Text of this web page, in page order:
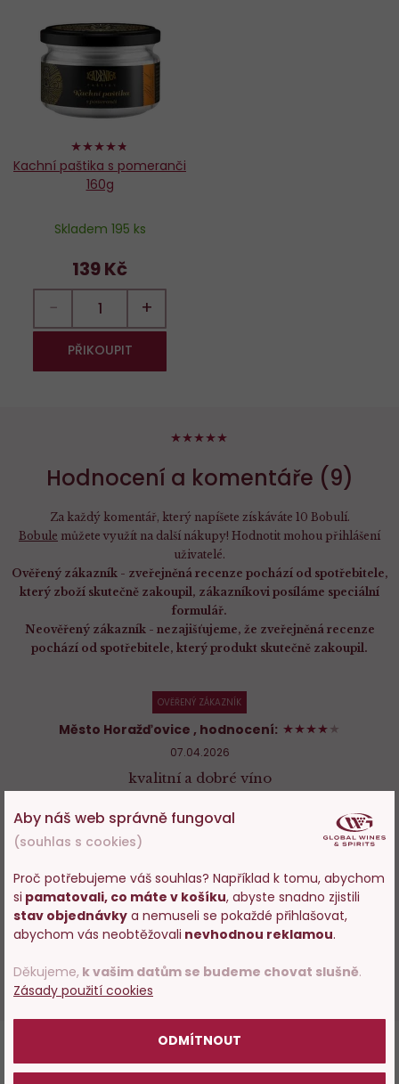
94%
Kachní paštika s pomeranči
160g
Skladem 195 ks
139 Kč
− +
PŘIKOUPIT
Hodnocení a komentáře (9)
98%
Za každý komentář, který napíšete získáváte 10 Bobulí.
Bobule můžete využít na další nákupy! Hodnotit mohou přihlášení
uživatelé.
Ověřený zákazník - zveřejněná recenze pochází od spotřebitele,
který zboží skutečně zakoupil, zákazníkovi posíláme speciální
formulář.
Neověřený zákazník - nezajišťujeme, že zveřejněná recenze
pochází od spotřebitele, který produkt skutečně zakoupil.
OVĚŘENÝ ZÁKAZNÍK
Město Horažďovice , hodnocení: 80%
07.04.2026
kvalitní a dobré víno
24.03.2026
Vynikají vino
DALŠÍCH 7 HODNOCENÍ
Aby náš web správně fungoval
(souhlas s cookies)
Proč potřebujeme váš souhlas? Například k tomu, abychom
si pamatovali, co máte v košíku, abyste snadno zjistili
stav objednávky a nemuseli se pokaždé přihlašovat,
abychom vás neobtěžovali nevhodnou reklamou.
Děkujeme, k vašim datům se budeme chovat slušně.
Zásady použití cookies
ODMÍTNOUT
Vstupujete na stránky
s prodejem alkoholu. Prosím